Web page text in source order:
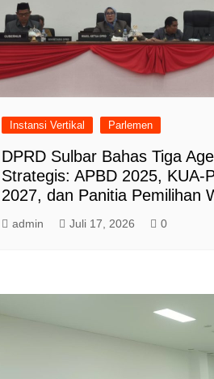
Instansi Vertikal Parlemen
DPRD Sulbar Bahas Tiga
Strategis: APBD 2025, KUA-
2027, dan Panitia Pemilihan
admin Juli 17, 2026 0